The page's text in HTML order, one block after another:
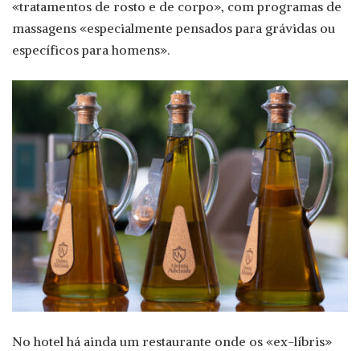
«tratamentos de rosto e de corpo», com programas de
massagens «especialmente pensados para grávidas ou
específicos para homens».
No hotel há ainda um restaurante onde os «ex-líbris»